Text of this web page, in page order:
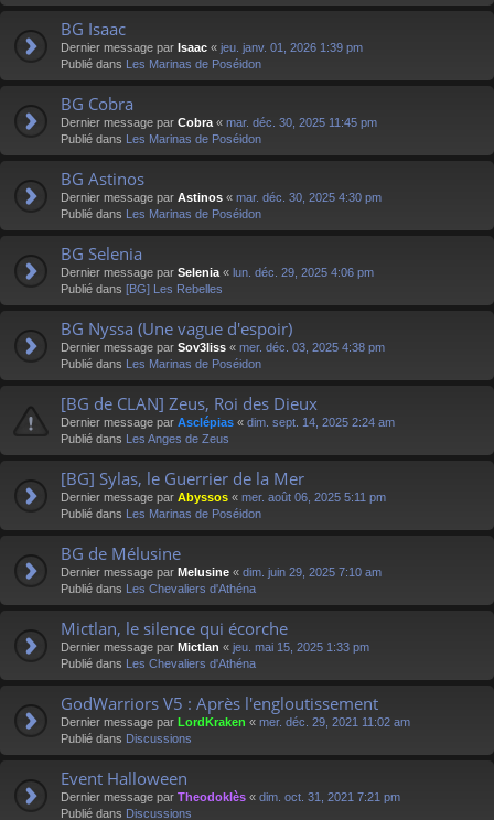
BG Isaac
Dernier message par Isaac « jeu. janv. 01, 2026 1:39 pm
Publié dans Les Marinas de Poséidon
BG Cobra
Dernier message par Cobra « mar. déc. 30, 2025 11:45 pm
Publié dans Les Marinas de Poséidon
BG Astinos
Dernier message par Astinos « mar. déc. 30, 2025 4:30 pm
Publié dans Les Marinas de Poséidon
BG Selenia
Dernier message par Selenia « lun. déc. 29, 2025 4:06 pm
Publié dans [BG] Les Rebelles
BG Nyssa (Une vague d'espoir)
Dernier message par Sov3liss « mer. déc. 03, 2025 4:38 pm
Publié dans Les Marinas de Poséidon
[BG de CLAN] Zeus, Roi des Dieux
Dernier message par Asclépias « dim. sept. 14, 2025 2:24 am
Publié dans Les Anges de Zeus
[BG] Sylas, le Guerrier de la Mer
Dernier message par Abyssos « mer. août 06, 2025 5:11 pm
Publié dans Les Marinas de Poséidon
BG de Mélusine
Dernier message par Melusine « dim. juin 29, 2025 7:10 am
Publié dans Les Chevaliers d'Athéna
Mictlan, le silence qui écorche
Dernier message par Mictlan « jeu. mai 15, 2025 1:33 pm
Publié dans Les Chevaliers d'Athéna
GodWarriors V5 : Après l'engloutissement
Dernier message par LordKraken « mer. déc. 29, 2021 11:02 am
Publié dans Discussions
Event Halloween
Dernier message par Theodoklès « dim. oct. 31, 2021 7:21 pm
Publié dans Discussions